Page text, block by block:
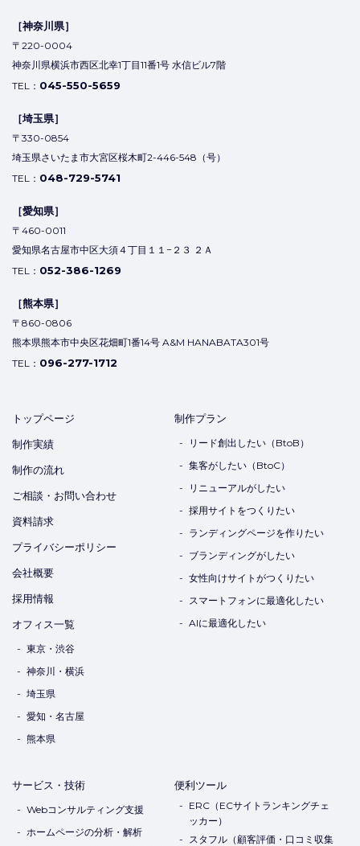
［神奈川県］
〒220-0004
神奈川県横浜市西区北幸1丁目11番1号 水信ビル7階
TEL： 045-550-5659
［埼玉県］
〒330-0854
埼玉県さいたま市大宮区桜木町2-446-548（号）
TEL： 048-729-5741
［愛知県］
〒460-0011
愛知県名古屋市中区大須４丁目１１−２３ ２Ａ
TEL： 052-386-1269
［熊本県］
〒860-0806
熊本県熊本市中央区花畑町1番14号 A&M HANABATA301号
TEL： 096-277-1712
トップページ
制作実績
制作の流れ
ご相談・お問い合わせ
資料請求
プライバシーポリシー
会社概要
採用情報
オフィス一覧
東京・渋谷
神奈川・横浜
埼玉県
愛知・名古屋
熊本県
制作プラン
リード創出したい（BtoB）
集客がしたい（BtoC）
リニューアルがしたい
採用サイトをつくりたい
ランディングページを作りたい
ブランディングがしたい
女性向けサイトがつくりたい
スマートフォンに最適化したい
AIに最適化したい
サービス・技術
Webコンサルティング支援
ホームページの分析・解析
便利ツール
ERC（ECサイトランキングチェ
ッカー）
スタフル（顧客評価・口コミ収集